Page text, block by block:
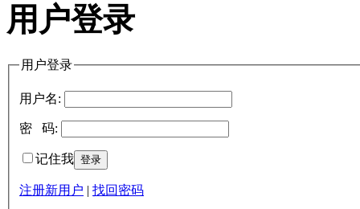
用户登录
用户登录
用户名:
密 码:
记住我
注册新用户 | 找回密码